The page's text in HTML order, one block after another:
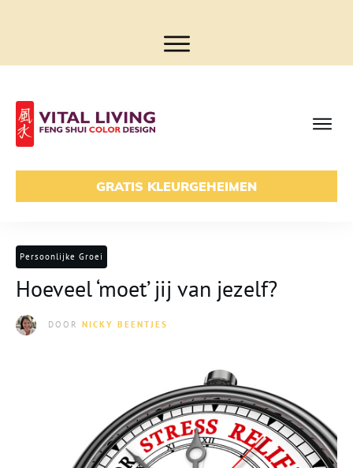
GRATIS KLEURGEHEIMEN
Persoonlijke Groei
Hoeveel ‘moet’ jij van jezelf?
DOOR NICKY BEENTJES